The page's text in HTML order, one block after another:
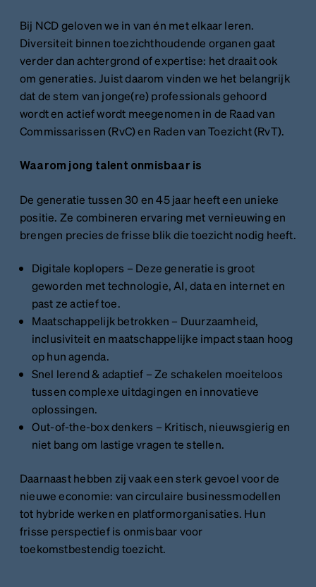
Bij NCD geloven we in van én met elkaar leren.
Diversiteit binnen toezichthoudende organen gaat
verder dan achtergrond of expertise: het draait ook
om generaties. Juist daarom vinden we het belangrijk
dat de stem van jonge(re) professionals gehoord
wordt en actief wordt meegenomen in de Raad van
Commissarissen (RvC) en Raden van Toezicht (RvT).
Waarom jong talent onmisbaar is
De generatie tussen 30 en 45 jaar heeft een unieke
positie. Ze combineren ervaring met vernieuwing en
brengen precies de frisse blik die toezicht nodig heeft.
Digitale koplopers – Deze generatie is groot
geworden met technologie, AI, data en internet en
past ze actief toe.
Maatschappelijk betrokken – Duurzaamheid,
inclusiviteit en maatschappelijke impact staan hoog
op hun agenda.
Snel lerend & adaptief – Ze schakelen moeiteloos
tussen complexe uitdagingen en innovatieve
oplossingen.
Out-of-the-box denkers – Kritisch, nieuwsgierig en
niet bang om lastige vragen te stellen.
Daarnaast hebben zij vaak een sterk gevoel voor de
nieuwe economie: van circulaire businessmodellen
tot hybride werken en platformorganisaties. Hun
frisse perspectief is onmisbaar voor
toekomstbestendig toezicht.